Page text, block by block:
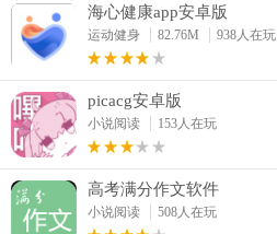
海心健康app安卓版
运动健身 82.76M
938人在玩
picacg安卓版
小说阅读
153人在玩
高考满分作文软件
小说阅读
508人在玩